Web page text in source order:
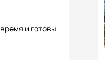
и готовы